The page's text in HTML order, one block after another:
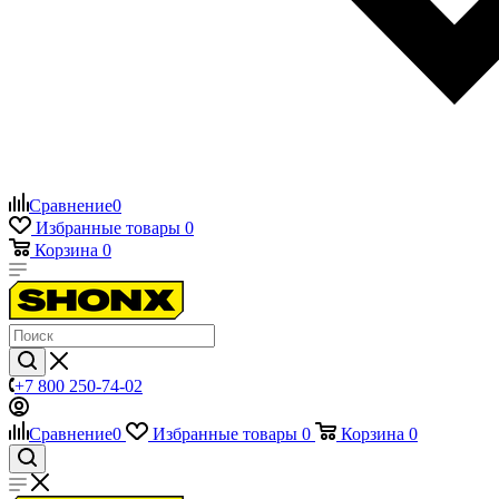
Сравнение0
Избранные товары 0
Корзина 0
+7 800 250-74-02
Сравнение0 Избранные товары 0 Корзина 0